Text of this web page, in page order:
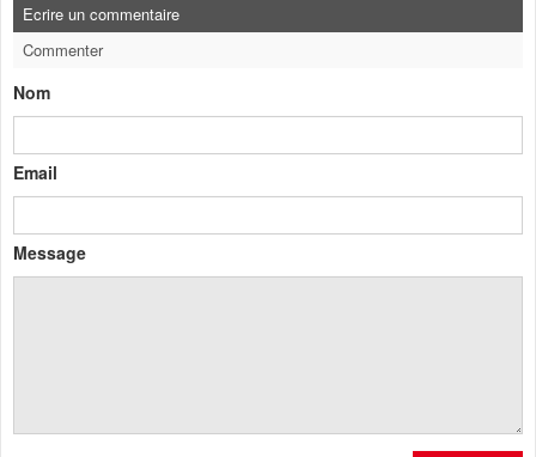
Ecrire un commentaire
Commenter
Nom
Email
Message